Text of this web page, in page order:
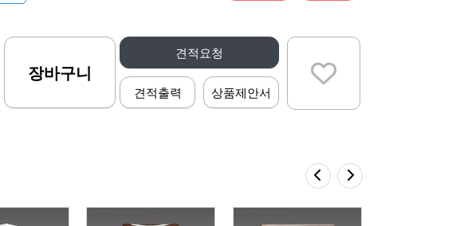
견적요청
견적출력 상품제안서
장바구니